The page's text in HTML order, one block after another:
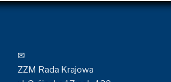
✉
ZZM Rada Krajowa